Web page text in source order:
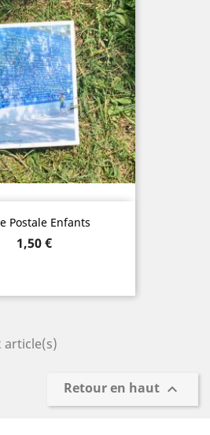
Postale Enfants
Prix
1,50 €
article(s)
Retour en haut 